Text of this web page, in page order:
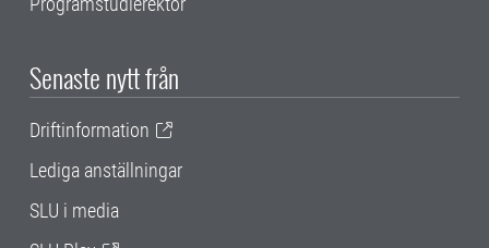
Senaste nytt från
Driftinformation
Lediga anställningar
SLU i media